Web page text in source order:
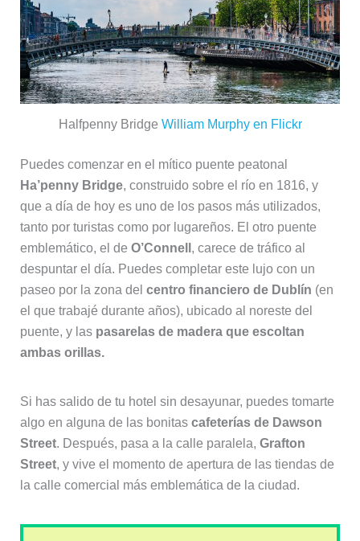
Halfpenny Bridge William Murphy en Flickr
Puedes comenzar en el mítico puente peatonal
Ha’penny Bridge, construido sobre el río en 1816, y
que a día de hoy es uno de los pasos más utilizados,
tanto por turistas como por lugareños. El otro puente
emblemático, el de O’Connell , carece de tráfico al
despuntar el día. Puedes completar este lujo con un
paseo por la zona del centro financiero de Dublín (en
el que trabajé durante años), ubicado al noreste del
puente, y las pasarelas de madera que escoltan
ambas orillas.
Si has salido de tu hotel sin desayunar, puedes tomarte
algo en alguna de las bonitas cafeterías de Dawson
Street. Después, pasa a la calle paralela, Grafton
Street, y vive el momento de apertura de las tiendas de
la calle comercial más emblemática de la ciudad.